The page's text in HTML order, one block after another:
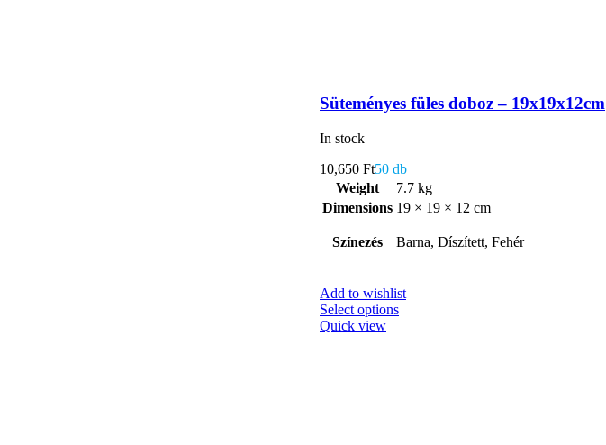
Süteményes füles doboz – 19x19x12cm
In stock
10,650 Ft50 db
Weight
7.7 kg
Dimensions 19 × 19 × 12 cm
Színezés Barna, Díszített, Fehér
Add to wishlist
Select options
Quick view